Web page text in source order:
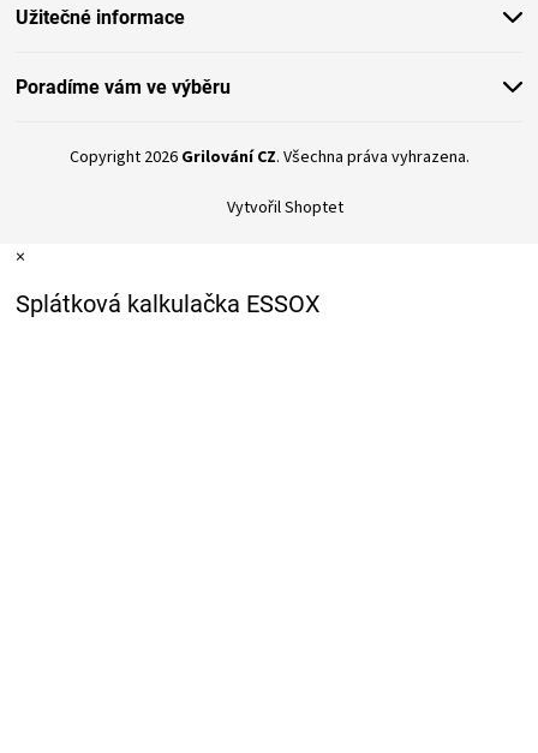
Užitečné informace
Poradíme vám ve výběru
Vytvořil Shoptet
Copyright 2026 Grilování CZ. Všechna práva vyhrazena.
×
Splátková kalkulačka ESSOX